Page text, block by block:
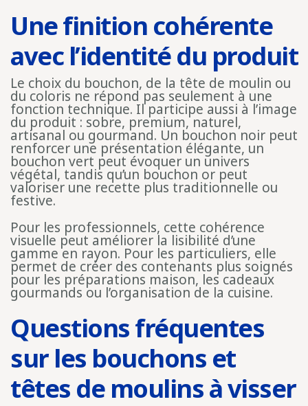
Une finition cohérente
avec l’identité du produit
Le choix du bouchon, de la tête de moulin ou
du coloris ne répond pas seulement à une
fonction technique. Il participe aussi à l’image
du produit : sobre, premium, naturel,
artisanal ou gourmand. Un bouchon noir peut
renforcer une présentation élégante, un
bouchon vert peut évoquer un univers
végétal, tandis qu’un bouchon or peut
valoriser une recette plus traditionnelle ou
festive.
Pour les professionnels, cette cohérence
visuelle peut améliorer la lisibilité d’une
gamme en rayon. Pour les particuliers, elle
permet de créer des contenants plus soignés
pour les préparations maison, les cadeaux
gourmands ou l’organisation de la cuisine.
Questions fréquentes
sur les bouchons et
têtes de moulins à visser